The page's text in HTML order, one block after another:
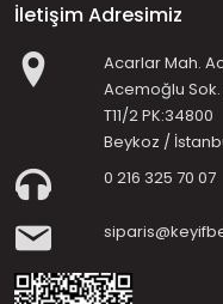
İletişim Adresimiz
Acarlar Mah.
Acemoğlu Sok.
T11/2 PK:34800
Beykoz /
0 216 325 70 07